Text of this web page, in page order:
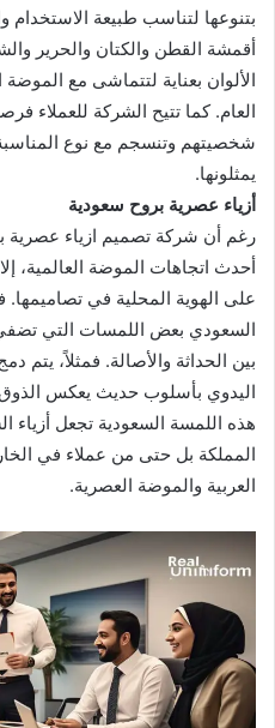
بتنوعها لتناسب طبيعة
أقمشة القطن والكتان والحرير
الألوان بعناية لتتماشى مع
العام. كما تتيح الشركة للعملاء
شخصيتهم وتنسجم مع نوع
يمثلونها.
أزياء عصرية بروح سعودية
رغم أن شركة تصميم ازياء عصرية
أحدث اتجاهات الموضة العالمية،
على الهوية المحلية في
السعودي بعض اللمسات التي تضفي
بين الحداثة والأصالة. فمثلاً، يتم
اليدوي بأسلوب حديث يعكس الذوق
هذه اللمسة السعودية تجعل
المملكة بل حتى من عملاء في
العربية والموضة العصرية.